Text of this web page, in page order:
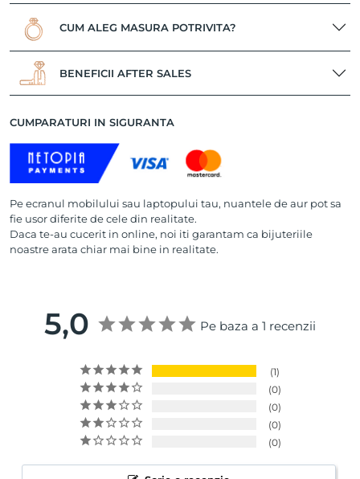
CUM ALEG MASURA POTRIVITA?
BENEFICII AFTER SALES
CUMPARATURI IN SIGURANTA
Pe ecranul mobilului sau laptopului tau, nuantele de aur pot sa
fie usor diferite de cele din realitate.
Daca te-au cucerit in online, noi iti garantam ca bijuteriile
noastre arata chiar mai bine in realitate.
5,0 Pe baza a 1 recenzii
1
0
0
0
0